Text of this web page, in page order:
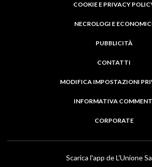
COOKIE E PRIVACY
NECROLOGI E
PUBBLICITÀ
CONTATTI
MODIFICA IMPOSTAZIONI
INFORMATIVA
CORPORATE
Scarica l'app de L'Unione